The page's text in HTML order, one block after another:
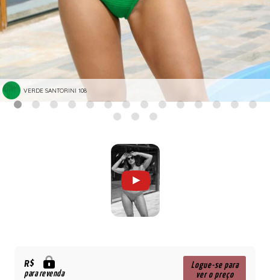
VERDE SANTORINI 108
R$
para revenda
Logue-se para
ver o preço